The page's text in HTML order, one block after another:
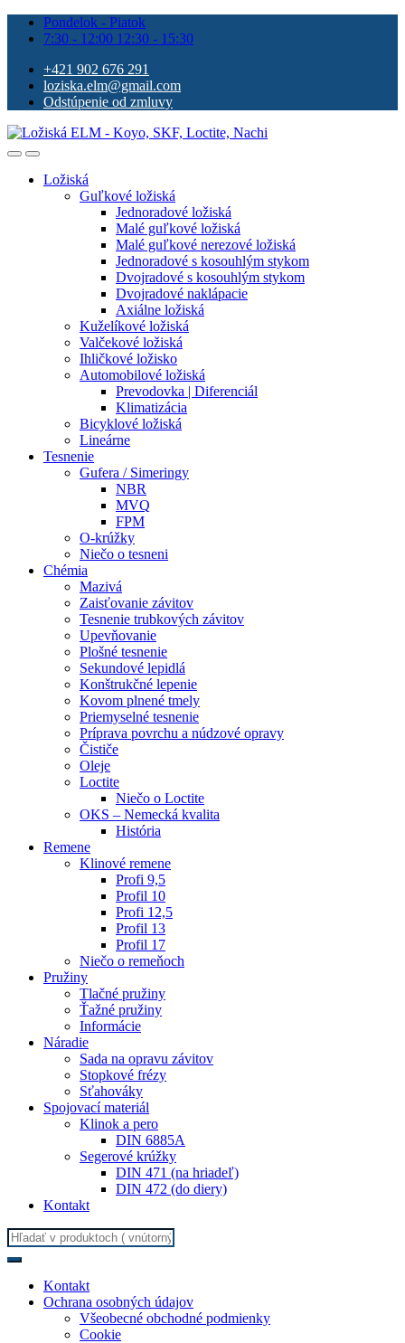
Pondelok - Piatok
7:30 - 12:00 12:30 - 15:30
+421 902 676 291
loziska.elm@gmail.com
Odstúpenie od zmluvy
Ložiská
Guľkové ložiská
Jednoradové ložiská
Malé guľkové ložiská
Malé guľkové nerezové ložiská
Jednoradové s kosouhlým stykom
Dvojradové s kosouhlým stykom
Dvojradové naklápacie
Axiálne ložiská
Kuželíkové ložiská
Valčekové ložiská
Ihličkové ložisko
Automobilové ložiská
Prevodovka | Diferenciál
Klimatizácia
Bicyklové ložiská
Lineárne
Tesnenie
Gufera / Simeringy
NBR
MVQ
FPM
O-krúžky
Niečo o tesneni
Chémia
Mazivá
Zaisťovanie závitov
Tesnenie trubkových závitov
Upevňovanie
Plošné tesnenie
Sekundové lepidlá
Konštrukčné lepenie
Kovom plnené tmely
Priemyselné tesnenie
Príprava povrchu a núdzové opravy
Čističe
Oleje
Loctite
Niečo o Loctite
OKS – Nemecká kvalita
História
Remene
Klinové remene
Profi 9,5
Profil 10
Profi 12,5
Profil 13
Profil 17
Niečo o remeňoch
Pružiny
Tlačné pružiny
Ťažné pružiny
Informácie
Náradie
Sada na opravu závitov
Stopkové frézy
Sťahováky
Spojovací materiál
Klinok a pero
DIN 6885A
Segerové krúžky
DIN 471 (na hriadeľ)
DIN 472 (do diery)
Kontakt
Search
for:
Kontakt
Ochrana osobných údajov
Všeobecné obchodné podmienky
Cookie